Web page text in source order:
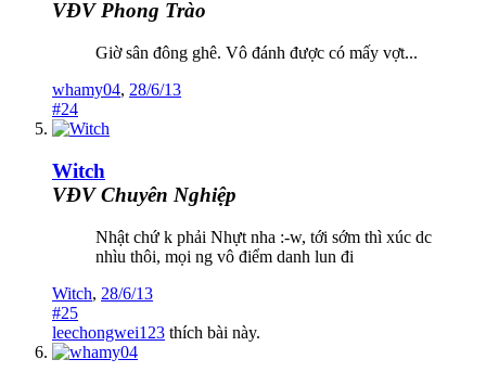
VĐV Phong Trào
Giờ sân đông ghê. Vô đánh được có mấy vợt...
whamy04, 28/6/13
#24
Witch
VĐV Chuyên Nghiệp
Nhật chứ k phải Nhựt nha :-w, tới sớm thì xúc dc
nhìu thôi, mọi ng vô điểm danh lun đi
Witch, 28/6/13
#25
leechongwei123 thích bài này.